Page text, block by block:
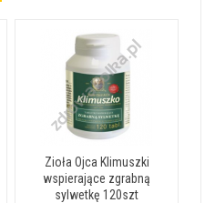
Zioła Ojca Klimuszki
wspierające zgrabną
sylwetkę 120szt